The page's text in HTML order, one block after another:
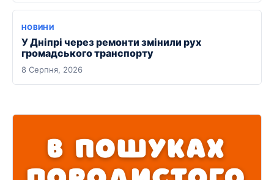
НОВИНИ
У Дніпрі через ремонти змінили рух
громадського транспорту
8 Серпня, 2026